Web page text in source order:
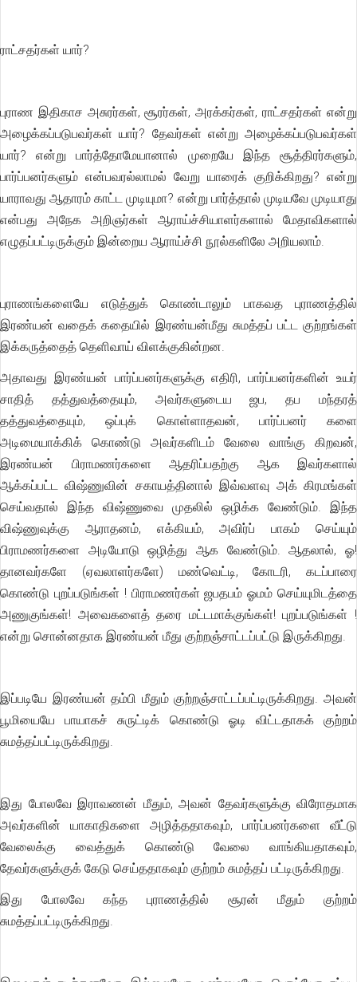
ராட்சதர்கள் யார்?
புராண இதிகாச அசுரர்கள், சூரர்கள், அரக்கர்கள், ராட்சதர்கள் என்று
அழைக்கப்படுபவர்கள் யார்? தேவர்கள் என்று அழைக்கப்படுபவர்கள்
யார்? என்று பார்த்தோமேயானால் முறையே இந்த சூத்திரர்களும்,
பார்ப்பனர்களும் என்பவரல்லாமல் வேறு யாரைக் குறிக்கிறது? என்று
யாராவது ஆதாரம் காட்ட முடியுமா? என்று பார்த்தால் முடியவே முடியாது
என்பது அநேக அறிஞர்கள் ஆராய்ச்சியாளர்களால் மேதாவிகளால்
எழுதப்பட்டிருக்கும் இன்றைய ஆராய்ச்சி நூல்களிலே அறியலாம்.
புராணங்களையே எடுத்துக் கொண்டாலும் பாகவத புராணத்தில்
இரண்யன் வதைக் கதையில் இரண்யன்மீது சுமத்தப் பட்ட குற்றங்கள்
இக்கருத்தைத் தெளிவாய் விளக்குகின்றன.
அதாவது இரண்யன் பார்ப்பனர்களுக்கு எதிரி, பார்ப்பனர்களின் உயர்
சாதித் தத்துவத்தையும், அவர்களுடைய ஜப, தப மந்தரத்
தத்துவத்தையும், ஒப்புக் கொள்ளாதவன், பார்ப்பனர் களை
அடிமையாக்கிக் கொண்டு அவர்களிடம் வேலை வாங்கு கிறவன்,
இரண்யன் பிராமணர்களை ஆதரிப்பதற்கு ஆக இவர்களால்
ஆக்கப்பட்ட விஷ்ணுவின் சகாயத்தினால் இவ்வளவு அக் கிரமங்கள்
செய்வதால் இந்த விஷ்ணுவை முதலில் ஒழிக்க வேண்டும். இந்த
விஷ்ணுவுக்கு ஆராதனம், எக்கியம், அவிர்ப் பாகம் செய்யும்
பிராமணர்களை அடியோடு ஒழித்து ஆக வேண்டும். ஆதலால், ஓ!
தானவர்களே (ஏவலாளர்களே) மண்வெட்டி, கோடரி, கடப்பாரை
கொண்டு புறப்படுங்கள் ! பிராமணர்கள் ஜபதபம் ஓமம் செய்யுமிடத்தை
அணுகுங்கள்! அவைகளைத் தரை மட்டமாக்குங்கள்! புறப்படுங்கள் !
என்று சொன்னதாக இரண்யன் மீது குற்றஞ்சாட்டப்பட்டு இருக்கிறது.
இப்படியே இரண்யன் தம்பி மீதும் குற்றஞ்சாட்டப்பட்டிருக்கிறது. அவன்
பூமியையே பாயாகச் சுருட்டிக் கொண்டு ஓடி விட்டதாகக் குற்றம்
சுமத்தப்பட்டிருக்கிறது.
இது போலவே இராவணன் மீதும், அவன் தேவர்களுக்கு விரோதமாக
அவர்களின் யாகாதிகளை அழித்ததாகவும், பார்ப்பனர்களை வீட்டு
வேலைக்கு வைத்துக் கொண்டு வேலை வாங்கியதாகவும்,
தேவர்களுக்குக் கேடு செய்ததாகவும் குற்றம் சுமத்தப் பட்டிருக்கிறது.
இது போலவே கந்த புராணத்தில் சூரன் மீதும் குற்றம்
சுமத்தப்பட்டிருக்கிறது.